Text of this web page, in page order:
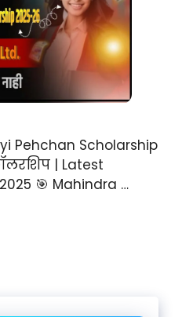
Pehchan Scholarship
| Latest
🎯 Mahindra …